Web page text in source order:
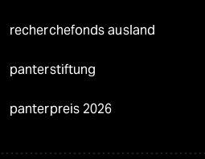
recherchefonds ausland
panterstiftung
panterpreis 2026